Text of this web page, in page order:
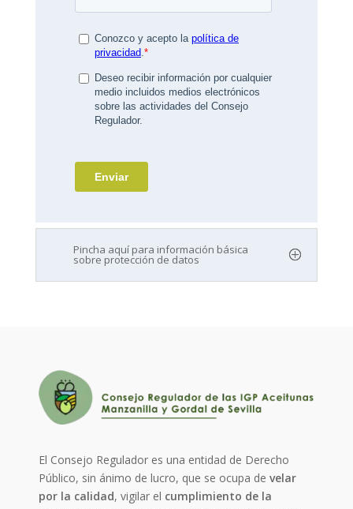
Pincha aquí para información básica
sobre protección de datos
El Consejo Regulador es una entidad de Derecho
Público, sin ánimo de lucro, que se ocupa develar
por la calidad, vigilar el cumplimiento de la